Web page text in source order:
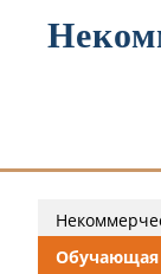
Обучающая